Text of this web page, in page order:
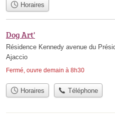
Horaires
Dog Art'
Résidence Kennedy avenue du
Ajaccio
Fermé, ouvre demain à 8h30
Horaires Téléphone